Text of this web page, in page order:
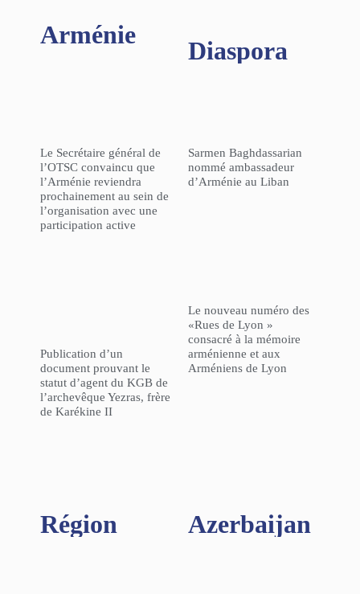
Arménie
Le Secrétaire général de
l’OTSC convaincu que
l’Arménie reviendra
prochainement au sein de
l’organisation avec une
participation active
Publication d’un
document prouvant le
statut d’agent du KGB de
l’archevêque Yezras, frère
de Karékine II
Diaspora
Sarmen Baghdassarian
nommé ambassadeur
d’Arménie au Liban
Le nouveau numéro des
«Rues de Lyon »
consacré à la mémoire
arménienne et aux
Arméniens de Lyon
Région​ Azerbaijan